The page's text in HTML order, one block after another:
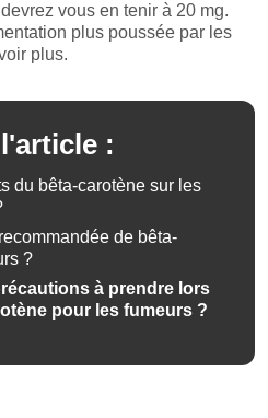
vous en tenir à 20 mg.
plus poussée par les
plus.
:
du bêta-carotène sur les
de bêta-
?
à prendre lors
pour les fumeurs ?